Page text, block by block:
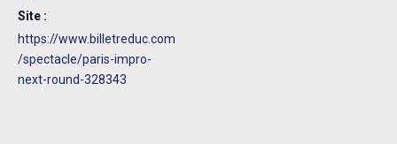
Site :
https://www.billetreduc.com
/spectacle/paris-impro-
next-round-328343